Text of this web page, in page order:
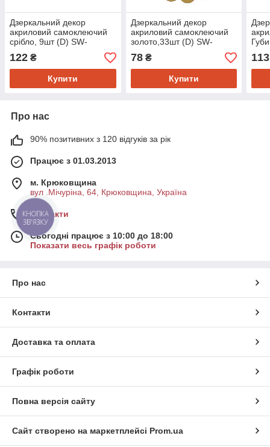
Дзеркальний декор
акриловий самоклеючий
срібло, 9шт (D) SW-
00002498
122 ₴
Купити
Дзеркальний декор
акриловий самоклеючий
золото,33шт (D) SW-
00002499
78₴
Купити
113
Про нас
90% позитивних з 120 відгуків за рік
Працює з 01.03.2013
м. Крюковщина
вул .Мічуріна, 64, Крюковщина, Україна
Контакти
Сьогодні працює з 10:00 до 18:00
Показати весь графік роботи
Про нас
Контакти
Доставка та оплата
Графік роботи
Повна версія сайту
Сайт створено на маркетплейсі Prom.ua
КНОПКА
ЗВ'ЯЗКУ